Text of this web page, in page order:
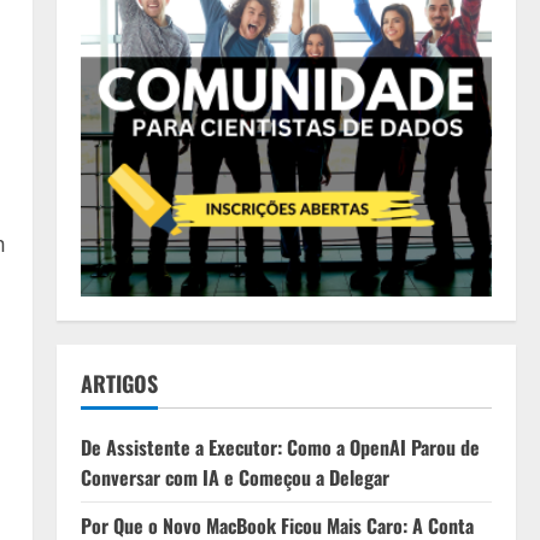
ARTIGOS
De Assistente a Executor: Como a OpenAI Parou de
Conversar com IA e Começou a Delegar
Por Que o Novo MacBook Ficou Mais Caro: A Conta